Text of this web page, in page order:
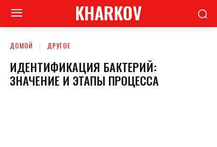
KHARKOV
ДОМОЙ ДРУГОЕ
ИДЕНТИФИКАЦИЯ БАКТЕРИЙ:
ЗНАЧЕНИЕ И ЭТАПЫ ПРОЦЕССА